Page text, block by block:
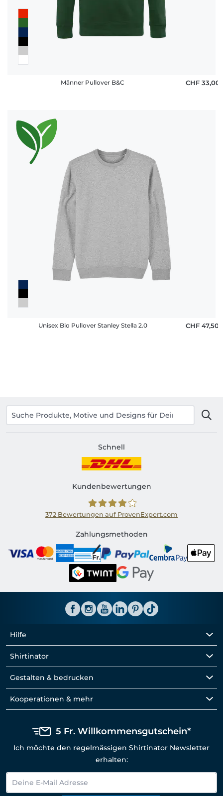
Männer Pullover B&C CHF 33,00
Unisex Bio Pullover Stanley Stella 2.0 CHF 47,50
Schnell
Kundenbewertungen
Shirtinator CH
372 Bewertungen auf ProvenExpert.com
Zahlungsmethoden
Hilfe
Shirtinator
Gestalten & bedrucken
Kooperationen & mehr
5 Fr. Willkommensgutschein*
Ich möchte den regelmässigen Shirtinator Newsletter
erhalten: